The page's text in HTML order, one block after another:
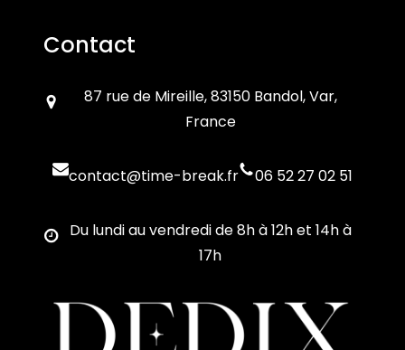
Contact
87 rue de Mireille, 83150 Bandol, Var,
France
contact@time-break.fr 06 52 27 02 51
Du lundi au vendredi de 8h à 12h et 14h à
17h